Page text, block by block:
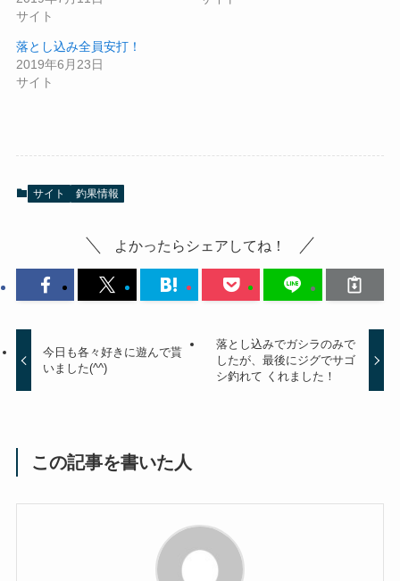
サイト
落とし込み全員安打！
2019年6月23日
サイト
サイト 釣果情報
よかったらシェアしてね！
今日も各々好きに遊んで貰
いました(^^)
落とし込みでガシラのみで
したが、最後にジグでサゴ
シ釣れて くれました！
この記事を書いた人